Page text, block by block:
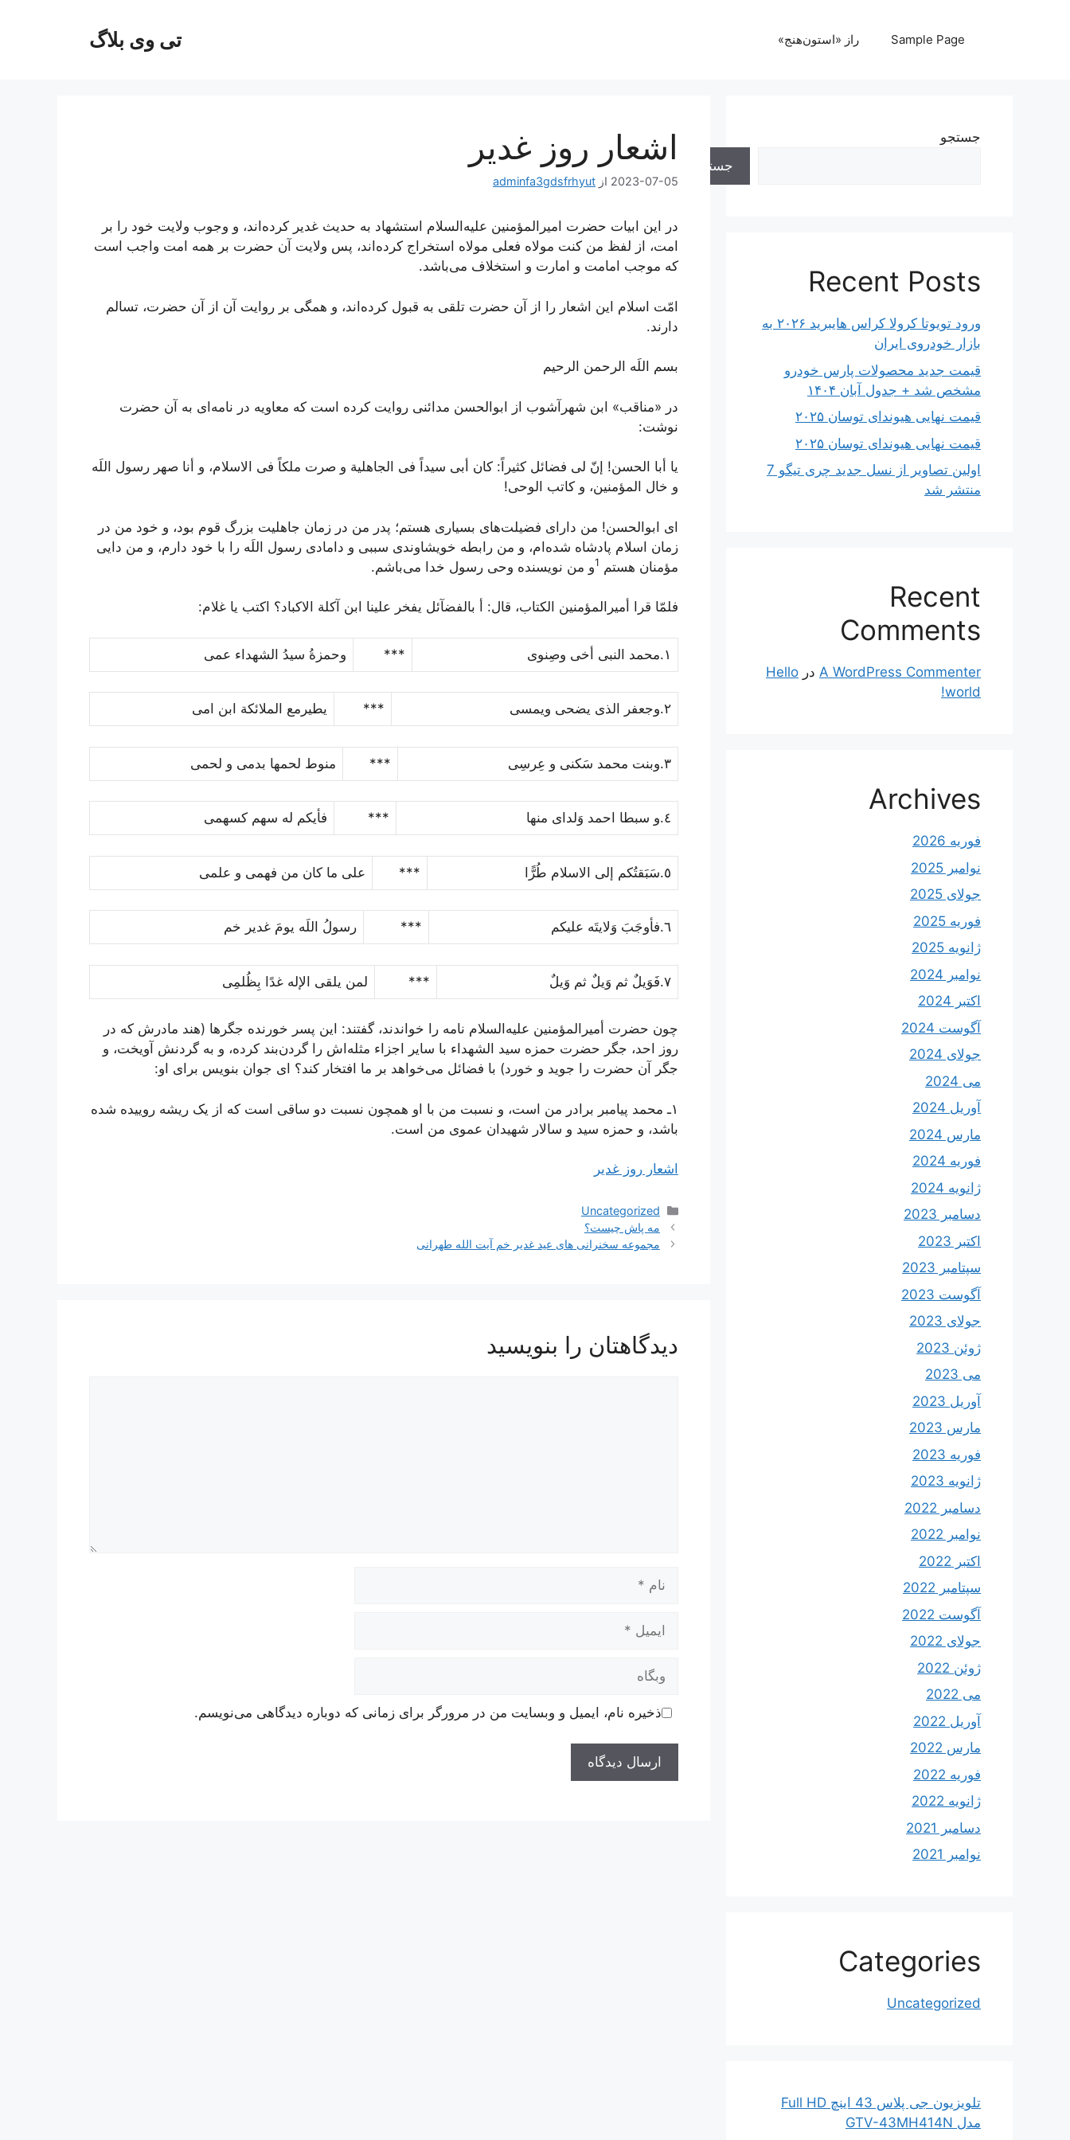
تی وی بلاگ Sample Page راز «استون‌هنج»
اشعار روز غدیر
2023-07-05 از adminfa3gdsfrhyut
در این ابیات حضرت امیرالمؤمنین علیه‌السلام استشهاد به حدیث غدیر کرده‌اند، و وجوب ولایت خود را بر
امت، از لفظ من کنت مولاه فعلى مولاه استخراج کرده‌اند، پس ولایت آن حضرت بر همه امت واجب است
که موجب امامت و امارت و استخلاف مى‌باشد.
امّت اسلام این اشعار را از آن حضرت تلقى به قبول کرده‌اند، و همگى بر روایت آن از آن حضرت، تسالم
دارند.
بسم اللَه الرحمن الرحیم
‌در «مناقب» ابن شهرآشوب از ابوالحسن مدائنى روایت کرده است که معاویه در نامه‌اى به آن حضرت
نوشت:
یا أبا الحسن! إنّ لى فضائل کثیراً: کان أبى سیداً فى الجاهلیة و صرت ملکاً فى الاسلام، و أنا صهر رسول اللَه
و خال المؤمنین، و کاتب الوحى!
اى ابوالحسن! من داراى فضیلت‌هاى بسیارى هستم؛ پدر من در زمان جاهلیت بزرگ قوم بود، و خود من در
زمان اسلام پادشاه شده‌ام، و من رابطه خویشاوندى سببى و دامادى رسول اللَه را با خود دارم، و من دایى
مؤمنان هستم 1و من نویسنده وحى رسول خدا مى‌باشم.
فلمّا قرا أمیرالمؤمنین الکتاب، قال: أ بالفضآئل یفخر علینا ابن آکلة الاکباد؟ اکتب یا غلام:
١.محمد النبى أخى وصِنوى *** وحمزةُ سیدُ الشهداء عمى
٢.وجعفر الذى یضحى ویمسى *** یطیرمع الملائکة ابن امى
٣.وبنت محمد سَکنى و عِرسِى *** منوط لحمها بدمى و لحمى
٤.و سبطا احمد وَلداى منها *** فأیکم له سهم کسهمى
٥.سَبَقتُکم إلى الاسلام طُرًّا *** على ما کان من فهمى و علمى
٦.فأوجَبَ وَلایتَه علیکم *** رسولُ اللَه یومَ غدیر خم
٧.فَوَیلٌ ثم وَیلٌ ثم وَیلٌ *** لمن یلقى الإله غدًا بِظُلمِى
چون حضرت أمیرالمؤمنین علیه‌السلام نامه را خواندند، گفتند: این پسر خورنده جگرها (هند مادرش که در
روز احد، جگر حضرت حمزه سید الشهداء با سایر اجزاء مثله‌اش را گردن‌بند کرده، و به گردنش آویخت، و
جگر آن حضرت را جوید و خورد) با فضائل مى‌خواهد بر ما افتخار کند؟ اى جوان بنویس براى او:
١ـ محمد پیامبر برادر من است، و نسبت من با او همچون نسبت دو ساقى است که از یک ریشه روییده شده
باشد، و حمزه سید و سالار شهیدان عموى من است‌.
اشعار روز غدیر
دسته‌ها
Uncategorized
ناوبری
نوشته‌ها
مه پاش چیست؟
مجموعه سخنرانی های عید غدیر خم آیت الله طهرانی
دیدگاهتان را بنویسید
ایمیل
وبگاه
ذخیره نام، ایمیل و وبسایت من در مرورگر برای زمانی که دوباره دیدگاهی می‌نویسم.
جستجو
جستجو
Recent Posts
ورود تویوتا کرولا کراس هایبرید ۲۰۲۶ به
بازار خودروی ایران
قیمت جدید محصولات پارس خودرو
مشخص شد + جدول آبان ۱۴۰۴
قیمت نهایی هیوندای توسان ۲۰۲۵
قیمت نهایی هیوندای توسان ۲۰۲۵
اولین تصاویر از نسل جدید چری تیگو 7
منتشر شد
Recent
Comments
A WordPress Commenter در Hello
world!
Archives
فوریه 2026
نوامبر 2025
جولای 2025
فوریه 2025
ژانویه 2025
نوامبر 2024
اکتبر 2024
آگوست 2024
جولای 2024
می 2024
آوریل 2024
مارس 2024
فوریه 2024
ژانویه 2024
دسامبر 2023
اکتبر 2023
سپتامبر 2023
آگوست 2023
جولای 2023
ژوئن 2023
می 2023
آوریل 2023
مارس 2023
فوریه 2023
ژانویه 2023
دسامبر 2022
نوامبر 2022
اکتبر 2022
سپتامبر 2022
آگوست 2022
جولای 2022
ژوئن 2022
می 2022
آوریل 2022
مارس 2022
فوریه 2022
ژانویه 2022
دسامبر 2021
نوامبر 2021
Categories
Uncategorized
تلویزیون جی پلاس 43 اینچ Full HD
مدل GTV-43MH414N